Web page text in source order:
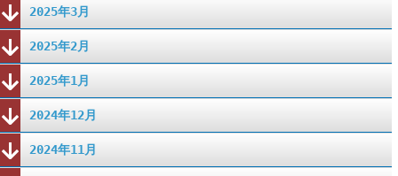
2025年3月
2025年2月
2025年1月
2024年12月
2024年11月